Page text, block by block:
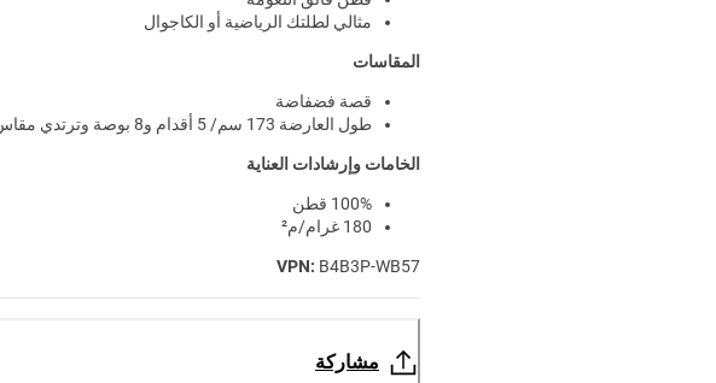
مثالي لطلتك الرياضية أو الكاجوال
المقاسات
قصة فضفاضة
طول العارضة 173 سم/ 5 أقدام و8 بوصة وترتدي مقاس XS
الخامات وإرشادات العناية
100% قطن
180 غرام/م²
VPN: B4B3P-WB57
مشاركة